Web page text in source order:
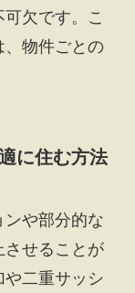
欠です。こ
、物件ごとの
に住む方法
や部分的な
させることが
二重サッシ